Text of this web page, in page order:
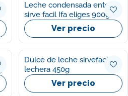
Leche condensada entera
sirve facil Ifa eliges 900g
Ver precio
Dulce de leche sirvefacil La
lechera 450g
Ver precio